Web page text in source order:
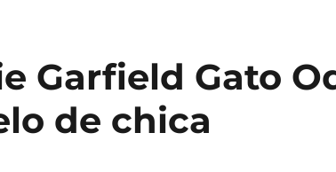
Garfield Gato
de chica